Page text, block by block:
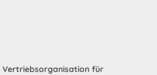
Vertriebsorganisation für